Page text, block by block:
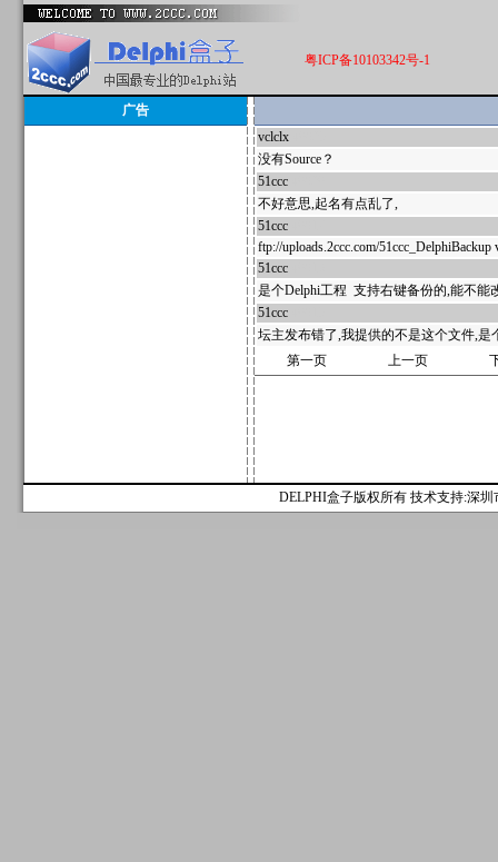
粤ICP备10103342号-1
广告
vclclx
没有Source？
51ccc
不好意思,起名有点乱了,
51ccc
ftp://uploads.2ccc.com/51ccc_DelphiBackup
51ccc
是个Delphi工程 支持右键备份的,能不能
51ccc
坛主发布错了,我提供的不是这个文件,是
第一页
上一页
DELPHI盒子版权所有 技术支持:深